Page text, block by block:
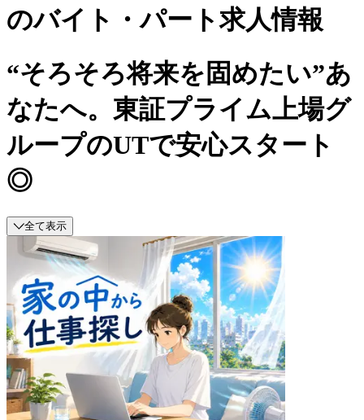
のバイト・パート求人情報
“そろそろ将来を固めたい”あ
なたへ。東証プライム上場グ
ループのUTで安心スタート
◎
全て表示